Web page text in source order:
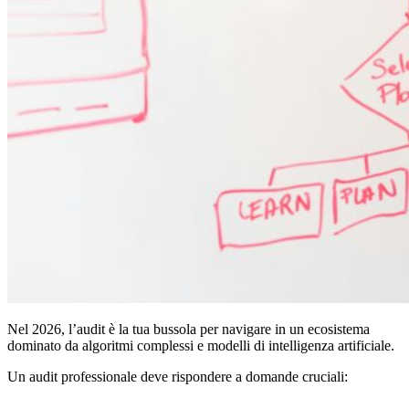
Nel 2026, l’audit è la tua bussola per navigare in un ecosistema
dominato da algoritmi complessi e modelli di intelligenza artificiale.
Un audit professionale deve rispondere a domande cruciali: